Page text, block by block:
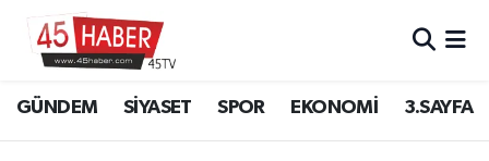
GÜNDEM SİYASET SPOR EKONOMİ 3.SAYFA
SİYASET
Manisa Hava Durumu